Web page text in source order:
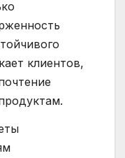
клиентов,